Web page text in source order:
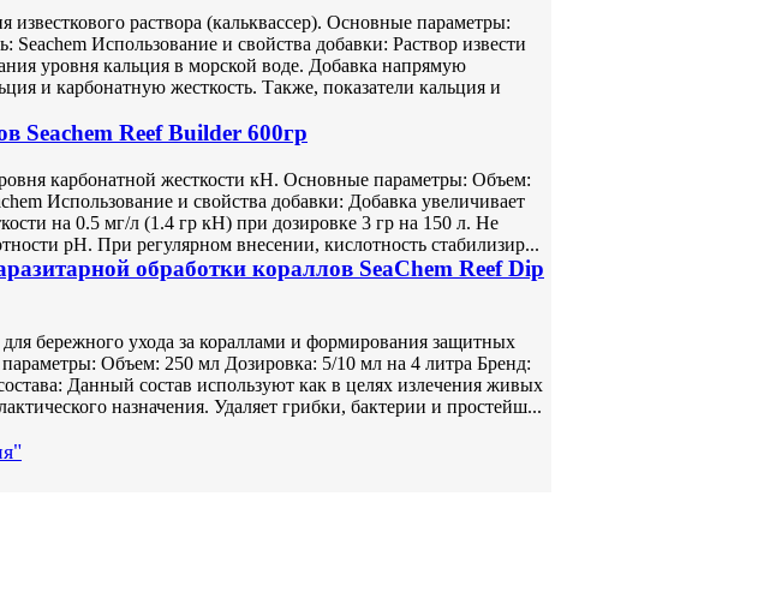
известкового раствора (кальквассер). Основные параметры:
Seachem Использование и свойства добавки: Раствор извести
уровня кальция в морской воде. Добавка напрямую
и карбонатную жесткость. Также, показатели кальция и
Seachem Reef Builder 600гр
карбонатной жесткости кH. Основные параметры: Объем:
Использование и свойства добавки: Добавка увеличивает
на 0.5 мг/л (1.4 гр кН) при дозировке 3 гр на 150 л. Не
pH. При регулярном внесении, кислотность стабилизир...
обработки кораллов SeaChem Reef Dip
бережного ухода за кораллами и формирования защитных
Объем: 250 мл Дозировка: 5/10 мл на 4 литра Бренд:
Данный состав используют как в целях излечения живых
назначения. Удаляет грибки, бактерии и простейш...